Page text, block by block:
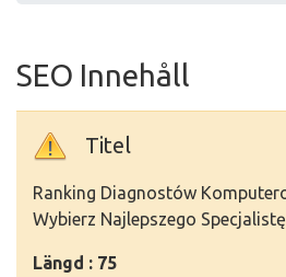
SEO Innehåll
Titel
Ranking Diagnostów
Wybierz Najlepszego Specjalistę
Längd : 75